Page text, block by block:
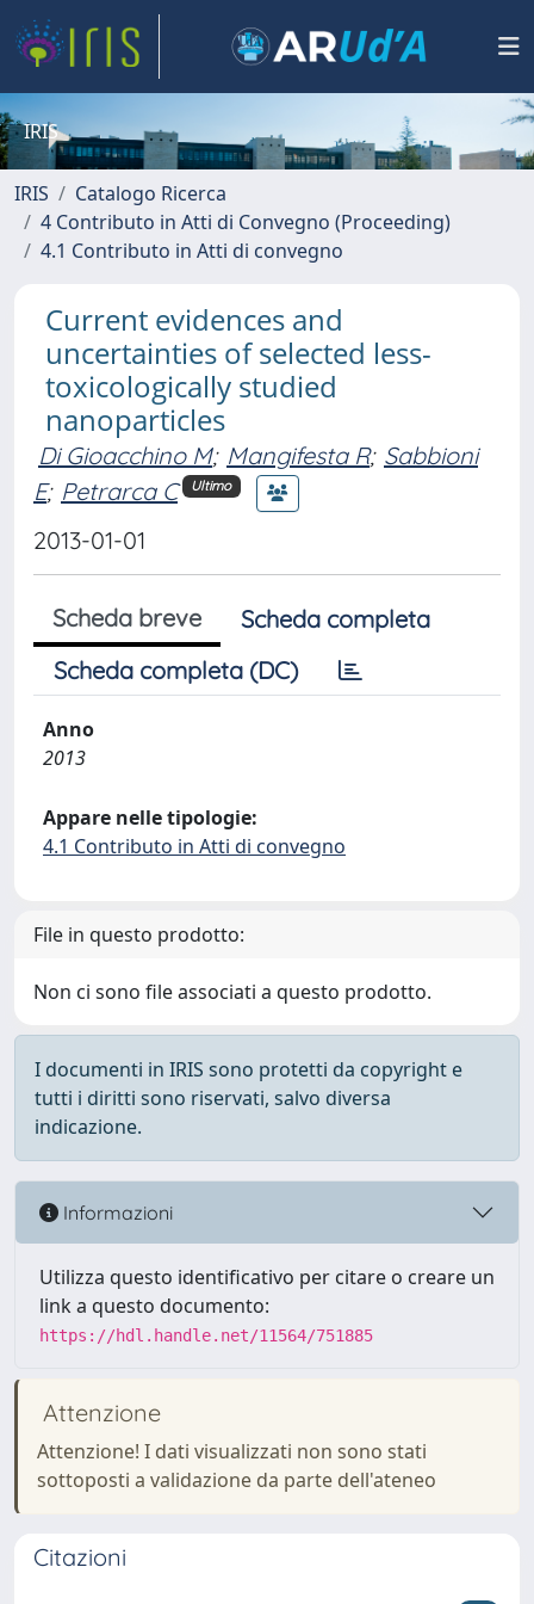
IRIS
IRIS
Catalogo Ricerca
4 Contributo in Atti di Convegno (Proceeding)
4.1 Contributo in Atti di convegno
Current evidences and
uncertainties of selected less-
toxicologically studied
nanoparticles
Di Gioacchino M; Mangifesta R; Sabbioni
E; Petrarca C Ultimo
2013-01-01
Scheda breve
Scheda completa
Scheda completa (DC)
Anno
2013
Appare nelle tipologie:
4.1 Contributo in Atti di convegno
File in questo prodotto:
Non ci sono file associati a questo prodotto.
I documenti in IRIS sono protetti da copyright e
tutti i diritti sono riservati, salvo diversa
indicazione.
Informazioni
Utilizza questo identificativo per citare o creare un
link a questo documento:
https://hdl.handle.net/11564/751885
Attenzione
Attenzione! I dati visualizzati non sono stati
sottoposti a validazione da parte dell'ateneo
Citazioni